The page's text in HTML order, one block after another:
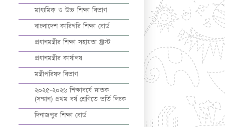
মাধ্যমিক ও উচ্চ শিক্ষা বিভাগ
বাংলাদেশ কারিগরি শিক্ষা বোর্ড
প্রধানমন্ত্রীর শিক্ষা সহায়তা ট্রাস্ট
প্রধানমন্ত্রীর কার্যালয়
মন্ত্রীপরিষদ বিভাগ
২০২৫-২০২৬ শিক্ষাবর্ষে স্নাতক
(সম্মান) প্রথম বর্ষ শ্রেণিতে ভর্তি লিংক
দিনাজপুর শিক্ষা বোর্ড